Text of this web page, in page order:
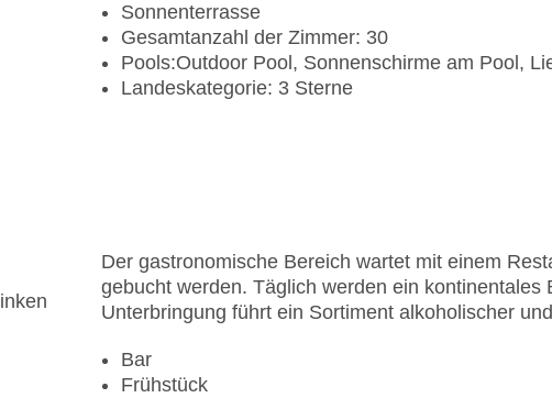
Sonnenterrasse
Gesamtanzahl der Zimmer: 30
Pools:Outdoor Pool, Sonnenschirme am Pool,
Landeskategorie: 3 Sterne
Der gastronomische Bereich wartet mit einem
gebucht werden. Täglich werden ein
Unterbringung führt ein Sortiment alkoholischer
Bar
Frühstück